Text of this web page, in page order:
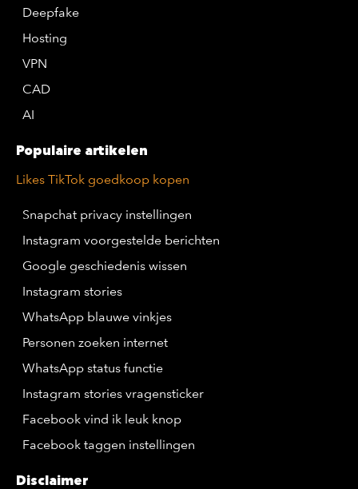
Deepfake
Hosting
VPN
CAD
AI
Populaire artikelen
Likes TikTok goedkoop kopen
Snapchat privacy instellingen
Instagram voorgestelde berichten
Google geschiedenis wissen
Instagram stories
WhatsApp blauwe vinkjes
Personen zoeken internet
WhatsApp status functie
Instagram stories vragensticker
Facebook vind ik leuk knop
Facebook taggen instellingen
Disclaimer